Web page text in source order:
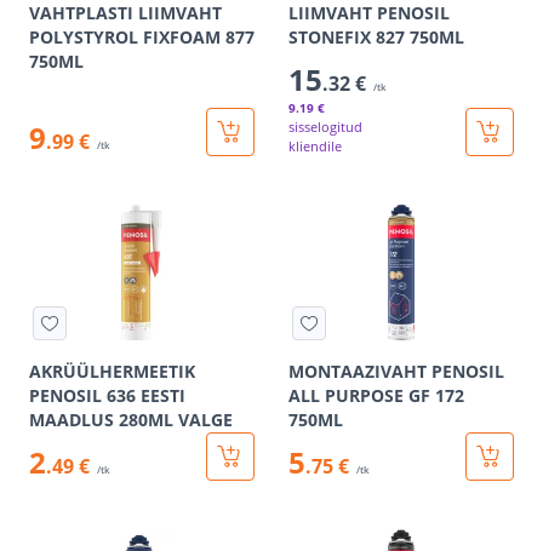
VAHTPLASTI LIIMVAHT
POLYSTYROL FIXFOAM 877
750ML
9.99 € /tk
LIIMVAHT PENOSIL
STONEFIX 827 750ML
15.32 € /tk
9.19 €
sisselogitud
kliendile
AKRÜÜLHERMEETIK
PENOSIL 636 EESTI
MAADLUS 280ML VALGE
2.49 € /tk
MONTAAZIVAHT PENOSIL
ALL PURPOSE GF 172
750ML
5.75 € /tk